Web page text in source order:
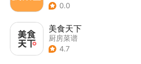
0.0
美食天下
厨房菜谱
4.7